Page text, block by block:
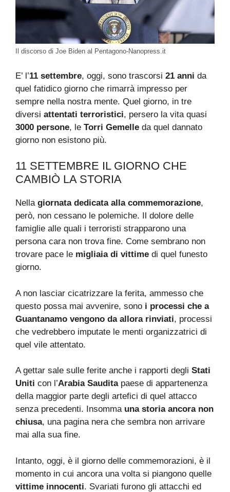
Il discorso di Joe Biden al Pentagono-Nanopress.it
E’ l’11 settembre, oggi, sono trascorsi 21 anni da
quel fatidico giorno che rimarrà impresso per
sempre nella nostra mente. Quel giorno, in tre
diversi attentati terroristici, persero la vita quasi
3000 persone, le Torri Gemelle da quel dannato
giorno non esistono più.
11 SETTEMBRE IL GIORNO CHE
CAMBIÒ LA STORIA
Nella giornata dedicata alla commemorazione,
però, non cessano le polemiche. Il dolore delle
famiglie alle quali i terroristi strapparono una
persona cara non trova fine. Come sembrano non
trovare pace le migliaia di vittime di quel funesto
giorno.
A non lasciar cicatrizzare la ferita, ammesso che
questo possa mai avvenire, sono i processi che a
Guantanamo vengono da allora rinviati, processi
che vedrebbero imputate le menti organizzatrici di
quel vile attentato.
A gettar sale sulle ferite anche i rapporti degli Stati
Uniti con l’Arabia Sauditapaese di appartenenza
della maggior parte degli artefici di quel attacco
senza precedenti. Insomma una storia ancora non
chiusa, una pagina nera che sembra non arrivare
mai alla sua fine.
Intanto, oggi, è il giorno delle commemorazioni, è il
momento in cui ancora una volta si piangono quelle
vittime innocenti. Svariati furono gli attacchi ed